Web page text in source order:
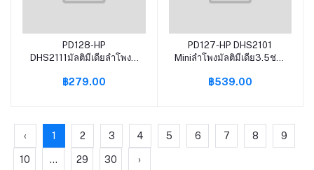
หยิบใส่ตะกร้า
PD128-HP
DHS2111มัลติมีเดียลำโพงมิ
ทิศทาง3-Band
฿279.00
หยิบใส่ตะกร้า
PD127-HP DHS2101
Miniลำโพงมัลติมีเดีย3.5ช่อง
ควบคุมเสียงที่น่าตกใจ
฿539.00
‹ 1 2 3 4 5 6 7 8 9
10 ... 29 30 ›